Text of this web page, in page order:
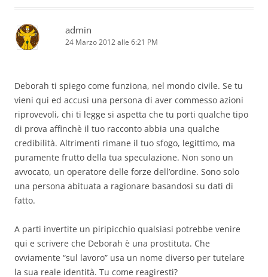
admin
24 Marzo 2012 alle 6:21 PM
Deborah ti spiego come funziona, nel mondo civile. Se tu
vieni qui ed accusi una persona di aver commesso azioni
riprovevoli, chi ti legge si aspetta che tu porti qualche tipo
di prova affinchè il tuo racconto abbia una qualche
credibilità. Altrimenti rimane il tuo sfogo, legittimo, ma
puramente frutto della tua speculazione. Non sono un
avvocato, un operatore delle forze dell’ordine. Sono solo
una persona abituata a ragionare basandosi su dati di
fatto.
A parti invertite un piripicchio qualsiasi potrebbe venire
qui e scrivere che Deborah è una prostituta. Che
ovviamente “sul lavoro” usa un nome diverso per tutelare
la sua reale identità. Tu come reagiresti?